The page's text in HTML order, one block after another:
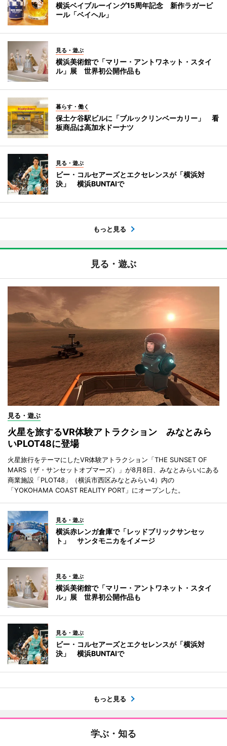
横浜ベイブルーイング15周年記念 新作ラガービ
ール「ベイヘル」
見る・遊ぶ
横浜美術館で「マリー・アントワネット・スタイ
ル」展 世界初公開作品も
暮らす・働く
保土ケ谷駅ビルに「ブルックリンベーカリー」 看
板商品は高加水ドーナツ
見る・遊ぶ
ビー・コルセアーズとエクセレンスが「横浜対
決」 横浜BUNTAIで
もっと見る
見る・遊ぶ
見る・遊ぶ
火星を旅するVR体験アトラクション みなとみら
いPLOT48に登場
火星旅行をテーマにしたVR体験アトラクション「THE SUNSET OF
MARS（ザ・サンセットオブマーズ）」が8月8日、みなとみらいにある
商業施設「PLOT48」（横浜市西区みなとみらい4）内の
「YOKOHAMA COAST REALITY PORT」にオープンした。
見る・遊ぶ
横浜赤レンガ倉庫で「レッドブリックサンセッ
ト」 サンタモニカをイメージ
見る・遊ぶ
横浜美術館で「マリー・アントワネット・スタイ
ル」展 世界初公開作品も
見る・遊ぶ
ビー・コルセアーズとエクセレンスが「横浜対
決」 横浜BUNTAIで
もっと見る
学ぶ・知る